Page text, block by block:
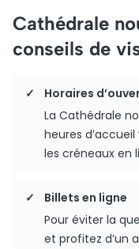
Cathédrale
conseils de
Horaires
La Cathédrale
heures
les créneaux en
Billets en ligne
Pour éviter la
et profitez d’un